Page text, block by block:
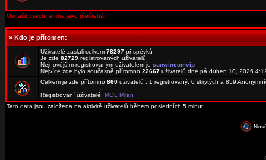
Označit všechna fóra jako přečtená
»Kdo je přítomen:
Uživatelé zaslali celkem 78297 příspěvků
Je zde 82729 registrovaných uživatelů
Nejnovějším registrovaným uživatelem je sunwincomvip
Nejvíce zde bylo současně přítomno 22667 uživatelů dne pá duben 10, 2026
Celkem je zde přítomno 860 uživatelů : 1 registrovaný, 0 skrytých a 859
Registrovaní uživatelé: MOL Milan
Tato data jsou založena na aktivitě uživatelů během posledních 5 minut